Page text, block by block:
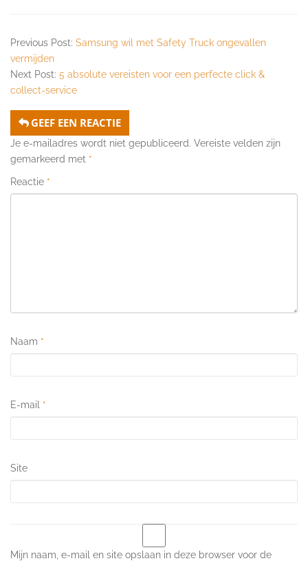
Previous Post: Samsung wil met Safety Truck ongevallen
vermijden
Next Post: 5 absolute vereisten voor een perfecte click &
collect-service
GEEF EEN REACTIE
Je e-mailadres wordt niet gepubliceerd. Vereiste velden zijn
gemarkeerd met *
Reactie *
Naam *
E-mail *
Site
Mijn naam, e-mail en site opslaan in deze browser voor de